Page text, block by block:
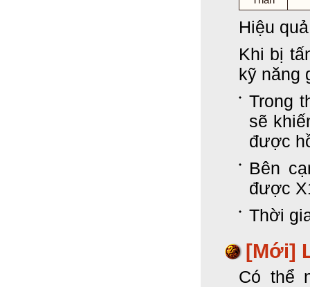
Hiệu
Khi bị
kỹ năng
Trong
sẽ
được
Bên
được
Thời
[Mới]
Có thể